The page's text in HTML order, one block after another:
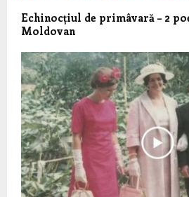
Echinocțiul de primâvară – 2
Moldovan